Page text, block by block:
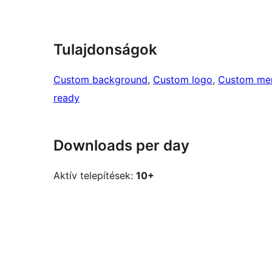
Tulajdonságok
Custom background, Custom logo, Custom
ready
Downloads per day
Aktív telepítések: 10+